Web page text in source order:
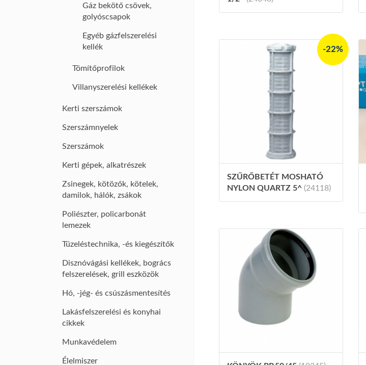
Gáz bekötő csövek,
golyóscsapok
Egyéb gázfelszerelési
kellék
Tömítőprofilok
Villanyszerelési kellékek
Kerti szerszámok
Szerszámnyelek
Szerszámok
Kerti gépek, alkatrészek
Zsinegek, kötözők, kötelek,
damilok, hálók, zsákok
Poliészter, policarbonát
lemezek
Tüzeléstechnika, -és kiegészítők
Disznóvágási kellékek, bogrács
felszerelések, grill eszközök
Hó, -jég- és csúszásmentesítés
Lakásfelszerelési és konyhai
cikkek
Munkavédelem
Élelmiszer
-22%
SZŰRŐBETÉT MOSHATÓ
NYLON QUARTZ 5^ (24118)